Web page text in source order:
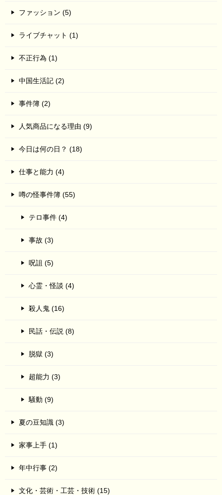
ファッション (5)
ライブチャット (1)
不正行為 (1)
中国生活記 (2)
事件簿 (2)
人気商品になる理由 (9)
今日は何の日？ (18)
仕事と能力 (4)
噂の怪事件簿 (55)
テロ事件 (4)
事故 (3)
呪詛 (5)
心霊・怪談 (4)
殺人鬼 (16)
民話・伝説 (8)
脱獄 (3)
超能力 (3)
騒動 (9)
夏の豆知識 (3)
家事上手 (1)
年中行事 (2)
文化・芸術・工芸・技術 (15)